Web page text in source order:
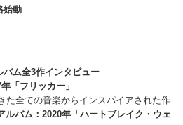
始動
ム全3作インタビュー
「フリッカー」
た全ての音楽からインスパイアされた作
ルバム：2020年「ハートブレイク・ウェ